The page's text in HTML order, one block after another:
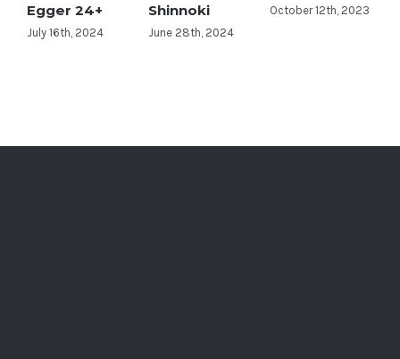
Shinnoki
June 28th, 2024
October 12th, 2023
материјал